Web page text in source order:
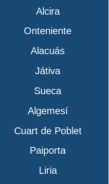
Alcira
Onteniente
Alacuás
Játiva
Sueca
Algemesí
Cuart de Poblet
Paiporta
Liria